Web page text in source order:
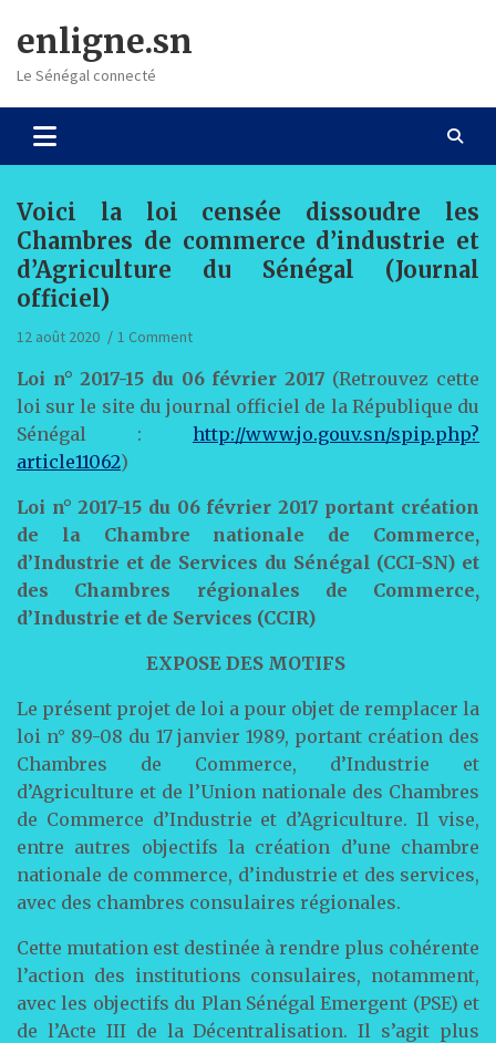
content
enligne.sn
Le Sénégal connecté
Voici la loi censée dissoudre les
Chambres de commerce d’industrie et
d’Agriculture du Sénégal (Journal
officiel)
12 août 2020 1 Comment
Loi n° 2017-15 du 06 février 2017 (Retrouvez cette
loi sur le site du journal officiel de la République du
Sénégal : http://www.jo.gouv.sn/spip.php?
article11062)
Loi n° 2017-15 du 06 février 2017 portant création
de la Chambre nationale de Commerce,
d’Industrie et de Services du Sénégal (CCI-SN) et
des Chambres régionales de Commerce,
d’Industrie et de Services (CCIR)
EXPOSE DES MOTIFS
Le présent projet de loi a pour objet de remplacer la
loi n° 89-08 du 17 janvier 1989, portant création des
Chambres de Commerce, d’Industrie et
d’Agriculture et de l’Union nationale des Chambres
de Commerce d’Industrie et d’Agriculture. Il vise,
entre autres objectifs la création d’une chambre
nationale de commerce, d’industrie et des services,
avec des chambres consulaires régionales.
Cette mutation est destinée à rendre plus cohérente
l’action des institutions consulaires, notamment,
avec les objectifs du Plan Sénégal Emergent (PSE) et
de l’Acte III de la Décentralisation. Il s’agit plus